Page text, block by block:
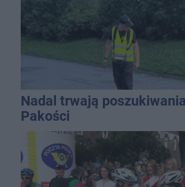
Nadal trwają
Pakości